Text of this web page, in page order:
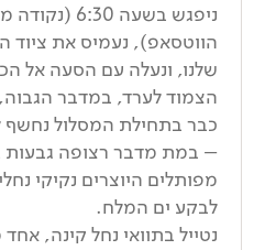
ניפגש בשעה
הווטסאפ), נעמיס את ציוד
שלנו, ונעלה עם הסעה אל
הצמוד לערד, במדבר
כבר בתחילת המסלול נחשף
– במת מדבר רצופה גבעות
מפותלים היוצרים נקיקי
לבקע ים המלח.
נטייל בתוואי נחל קינה,